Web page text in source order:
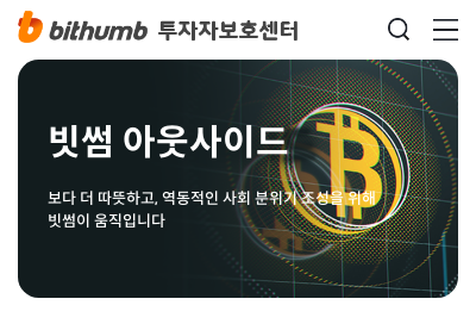
빗썸 아웃사이드
보다 더 따뜻하고, 역동적인 사회 분위기 조성을 위해
빗썸이 움직입니다